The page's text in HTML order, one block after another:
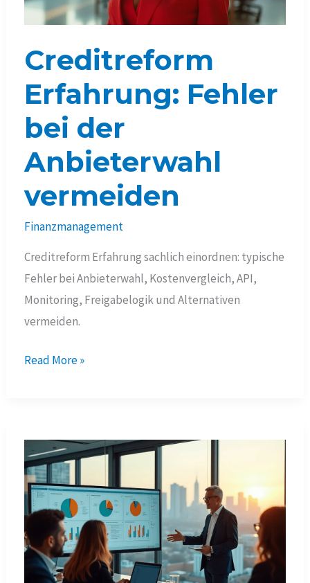
Creditreform
Erfahrung: Fehler
bei der
Anbieterwahl
vermeiden
Finanzmanagement
Creditreform Erfahrung sachlich einordnen: typische
Fehler bei Anbieterwahl, Kostenvergleich, API,
Monitoring, Freigabelogik und Alternativen
vermeiden.
Creditreform
Anbieterwahl
vermeiden
Read More »